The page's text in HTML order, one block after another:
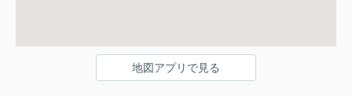
地図アプリで見る